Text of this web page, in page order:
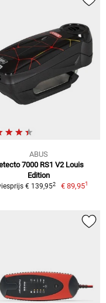
ABUS
7000 RS1 V2 Louis
Edition
€ 139,952 € 89,951